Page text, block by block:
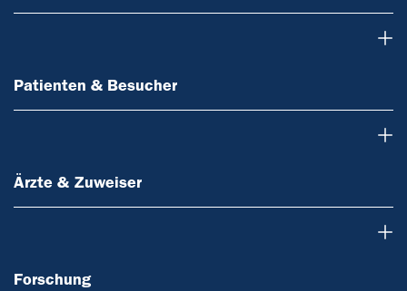
Patienten & Besucher
Ärzte & Zuweiser
Forschung